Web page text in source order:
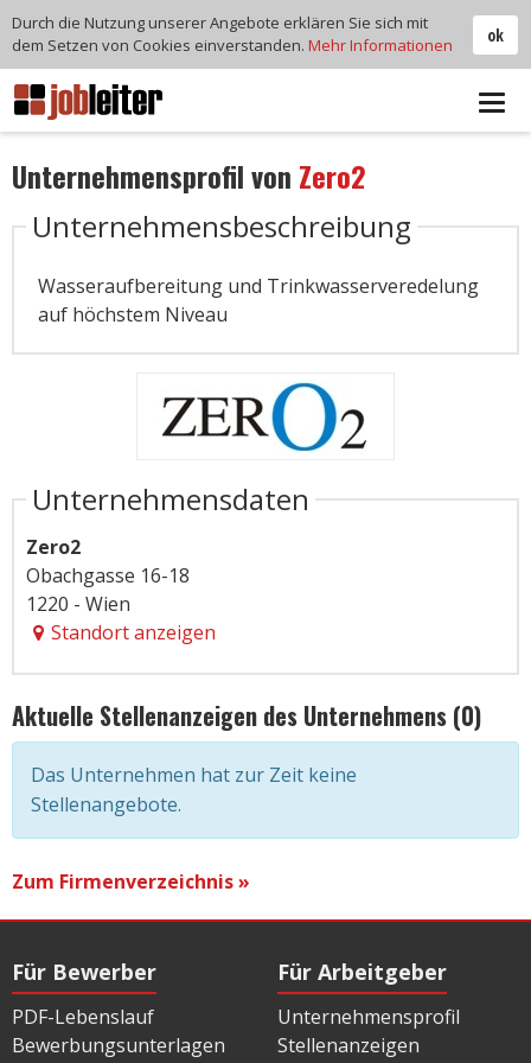
Unternehmensprofil von Zero2
Unternehmensbeschreibung
Wasseraufbereitung und Trinkwasserveredelung
auf höchstem Niveau
Unternehmensdaten
Zero2
Obachgasse 16-18
1220 - Wien
Standort anzeigen
Aktuelle Stellenanzeigen des Unternehmens (0)
Das Unternehmen hat zur Zeit keine
Stellenangebote.
Zum Firmenverzeichnis »
Für Bewerber
PDF-Lebenslauf
Bewerbungsunterlagen
Für Arbeitgeber
Unternehmensprofil
Stellenanzeigen
ok
Durch die Nutzung unserer Angebote erklären Sie sich mit
dem Setzen von Cookies einverstanden. Mehr Informationen